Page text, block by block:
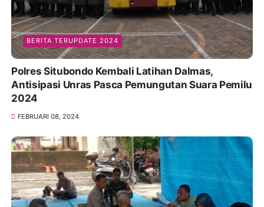
BERITA TERUPDATE 2024
Polres Situbondo Kembali Latihan Dalmas,
Antisipasi Unras Pasca Pemungutan Suara Pemilu
2024
FEBRUARI 08, 2024